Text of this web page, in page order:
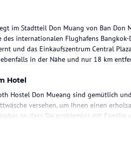
im Stadtteil Don Muang von Ban Don
internationalen Flughafens Bangkok-
und das Einkaufszentrum Central
in der Nähe und nur 18 km
Hotel
Hostel Don Mueang sind gemütlich
versehen, um Ihnen einen
so dass Sie problemlos mit